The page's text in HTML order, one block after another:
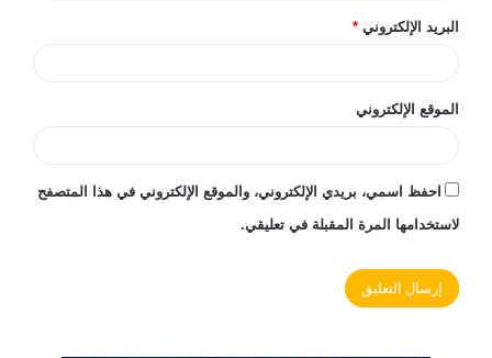
البريد الإلكتروني *
الموقع الإلكتروني
احفظ اسمي، بريدي الإلكتروني، والموقع الإلكتروني في هذا المتصفح
لاستخدامها المرة المقبلة في تعليقي.